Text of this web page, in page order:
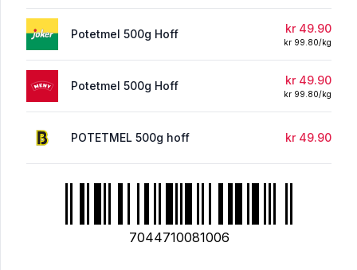
Potetmel 500g Hoff kr 49.90
kr 99.80/kg
Potetmel 500g Hoff kr 49.90
kr 99.80/kg
POTETMEL 500g hoff kr 49.90
7044710081006